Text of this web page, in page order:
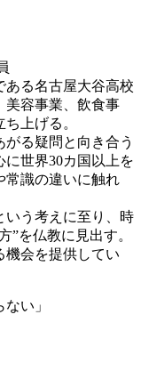
ある名古屋大谷高校
美容事業、飲食事
上げる。
る疑問と向き合う
世界30カ国以上を
常識の違いに触れ
いう考えに至り、時
”を仏教に見出す。
機会を提供してい
い」